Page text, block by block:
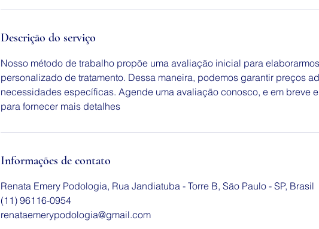
Descrição do serviço
Nosso método de trabalho propõe uma avaliação inicial para
personalizado de tratamento. Dessa maneira, podemos garantir preços
necessidades específicas. Agende uma avaliação conosco, e em breve
para fornecer mais detalhes
Informações de contato
Renata Emery Podologia, Rua Jandiatuba - Torre B, São Paulo - SP, Brasil
(11) 96116-0954
renataemerypodologia@gmail.com